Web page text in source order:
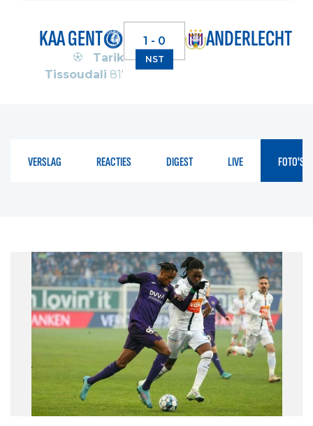
KAA GENT
Tarik
Tissoudali 81'
1 - 0
NST
ANDERLECHT
VERSLAG REACTIES DIGEST LIVE FOTO'S